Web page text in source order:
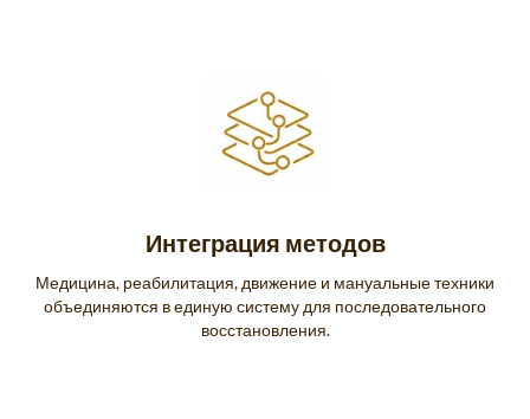
Интеграция методов
Медицина, реабилитация, движение и мануальные техники
объединяются в единую систему для последовательного
восстановления.